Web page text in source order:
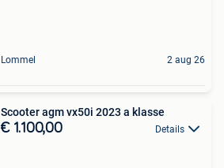
Lommel 2 aug 26
Scooter agm vx50i 2023 a klasse
€ 1.100,00 Details